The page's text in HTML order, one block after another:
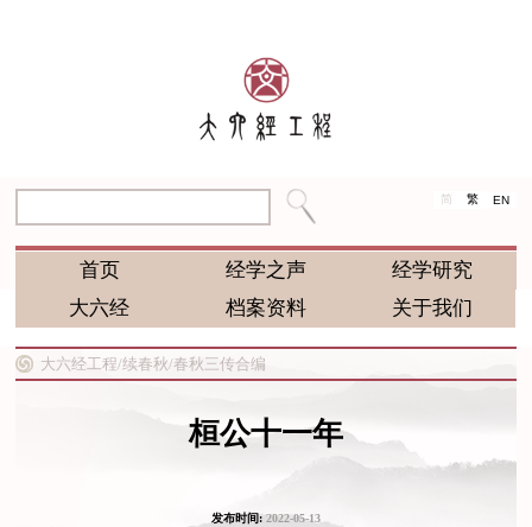
简 繁 EN
首页 经学之声
经学研究
大六经
档案资料 关于我们
大六经工程/续春秋/春秋三传合编
桓公十一年
发布时间:2022-05-13